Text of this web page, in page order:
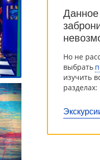
Но не
выбрать
изучить
разделах: